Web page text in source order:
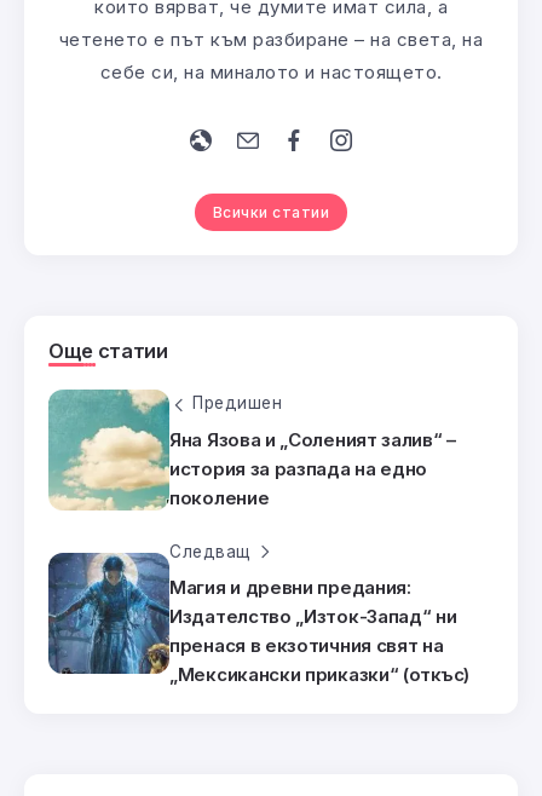
които вярват, че думите имат сила, а
четенето е път към разбиране – на света, на
себе си, на миналото и настоящето.
Всички статии
Още статии
Предишен
Яна Язова и „Соленият залив“ –
история за разпада на едно
поколение
Следващ
Магия и древни предания:
Издателство „Изток-Запад“ ни
пренася в екзотичния свят на
„Мексикански приказки“ (откъс)